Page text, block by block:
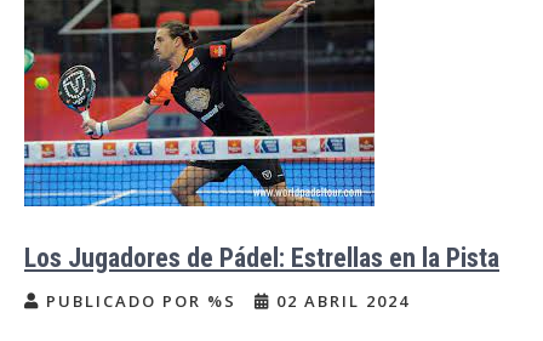
Los Jugadores de Pádel: Estrellas en la Pista
PUBLICADO POR %S 02 ABRIL 2024